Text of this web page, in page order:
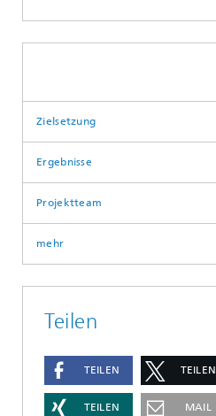
Zielsetzung
Ergebnisse
Projektteam
mehr
Teilen
TEILEN TEILEN
TEILEN MAIL